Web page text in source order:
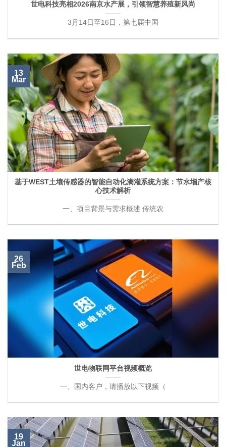
世电科技亮相2026南京水产展，引领智慧养殖新风尚
3月14日至16日，第七届中国
基于WEST土壤传感器的智能自动化滴灌系统方案：节水增产核
心技术解析
一、项目背景与需求概述 传统农
13
Mar
世电物联网平台视频概览
一、国内客户，请播放以下视频（
26
Feb
19
Jan